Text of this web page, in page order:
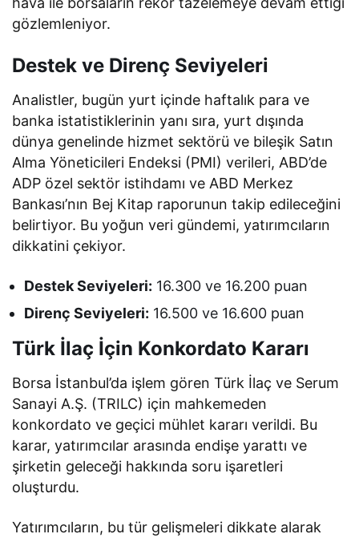
gözlemleniyor.
Destek ve Direnç Seviyeleri
Analistler, bugün yurt içinde haftalık para ve
banka istatistiklerinin yanı sıra, yurt dışında
dünya genelinde hizmet sektörü ve bileşik Satın
Alma Yöneticileri Endeksi (PMI) verileri, ABD’de
ADP özel sektör istihdamı ve ABD Merkez
Bankası’nın Bej Kitap raporunun takip edileceğini
belirtiyor. Bu yoğun veri gündemi, yatırımcıların
dikkatini çekiyor.
Destek Seviyeleri: 16.300 ve 16.200 puan
Direnç Seviyeleri: 16.500 ve 16.600 puan
Türk İlaç İçin Konkordato Kararı
Borsa İstanbul’da işlem gören Türk İlaç ve Serum
Sanayi A.Ş. (TRILC) için mahkemeden
konkordato ve geçici mühlet kararı verildi. Bu
karar, yatırımcılar arasında endişe yarattı ve
şirketin geleceği hakkında soru işaretleri
oluşturdu.
Yatırımcıların, bu tür gelişmeleri dikkate alarak